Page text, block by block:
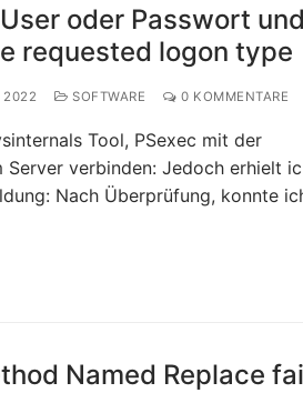
oder Passwort
requested logon type
2022 SOFTWARE 0 KOMMENTARE
Tool, PSexec mit der
Server verbinden: Jedoch erhielt
Nach Überprüfung, konnte
Named Replace